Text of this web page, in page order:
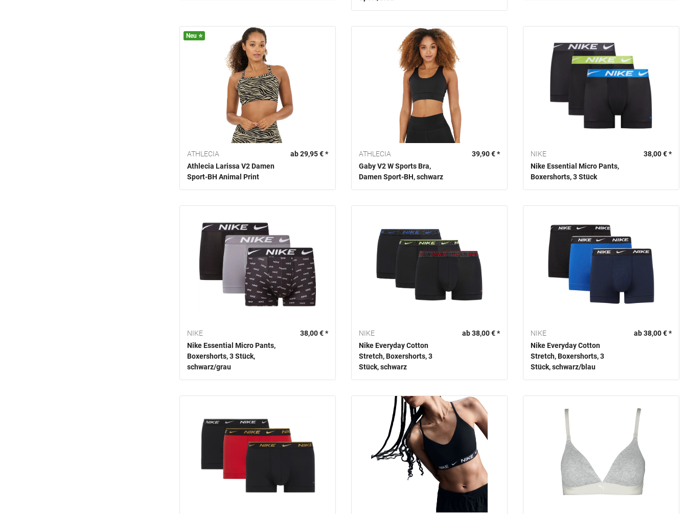
Neu ⭐️
ATHLECIA
Athlecia Larissa V2 Damen
Sport-BH Animal Print
ab 29,95 € *
ATHLECIA
Gaby V2 W Sports Bra,
Damen Sport-BH, schwarz
39,90 € *
NIKE
Nike Essential Micro Pants,
Boxershorts, 3 Stück
38,00 € *
NIKE
Nike Essential Micro Pants,
Boxershorts, 3 Stück,
schwarz/grau
38,00 € *
NIKE
Nike Everyday Cotton
Stretch, Boxershorts, 3
Stück, schwarz
ab 38,00 € *
NIKE
Nike Everyday Cotton
Stretch, Boxershorts, 3
Stück, schwarz/blau
ab 38,00 € *